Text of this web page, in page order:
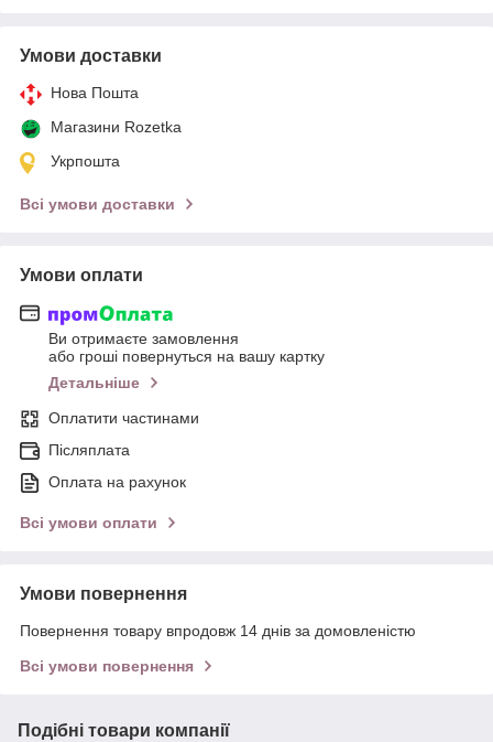
Умови доставки
Нова Пошта
Магазини Rozetka
Укрпошта
Всі умови доставки
Умови оплати
Ви отримаєте замовлення
або гроші повернуться на вашу картку
Детальніше
Оплатити частинами
Післяплата
Оплата на рахунок
Всі умови оплати
Умови повернення
Повернення товару впродовж 14 днів за домовленістю
Всі умови повернення
Подібні товари компанії